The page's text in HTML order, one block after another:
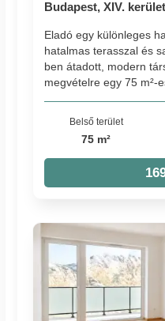
Budapest, XIV.
Eladó egy különleges
hatalmas terasszal és
ben átadott, modern
megvételre egy 75 m²-
Belső terület
75 m²